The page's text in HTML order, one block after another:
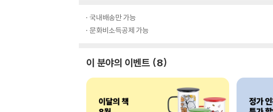
국내배송만 가능
문화비소득공제 가능
이 분야의 이벤트 8